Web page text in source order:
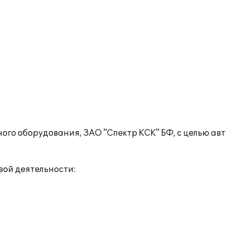
оборудования, ЗАО "Спектр КСК" БФ, с целью
деятельности: